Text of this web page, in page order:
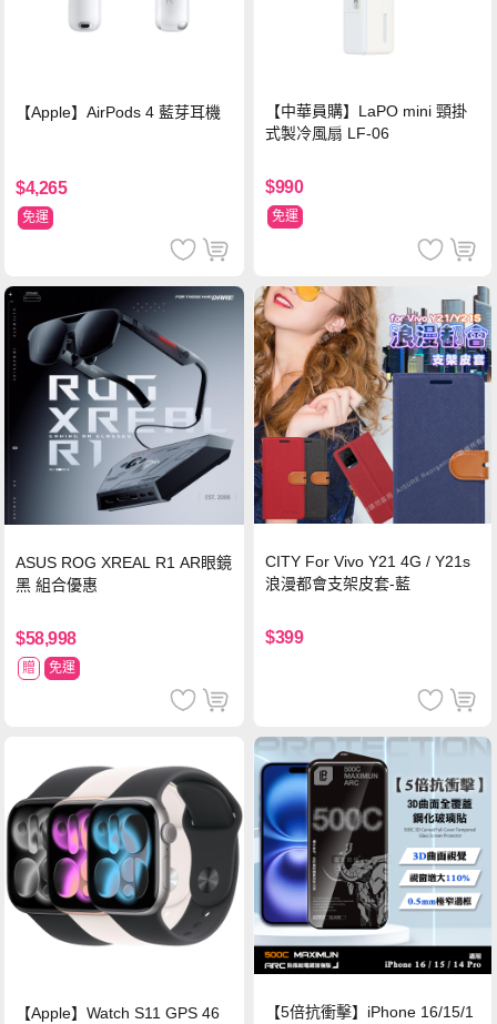
【Apple】AirPods 4 藍芽耳機
$4,265
免運
【中華員購】LaPO mini 頸掛
式製冷風扇 LF-06
$990
免運
ASUS ROG XREAL R1 AR眼鏡
黑 組合優惠
$58,998
贈 免運
CITY For Vivo Y21 4G / Y21s
浪漫都會支架皮套-藍
$399
【Apple】Watch S11 GPS 46
【5倍抗衝擊】iPhone 16/15/1